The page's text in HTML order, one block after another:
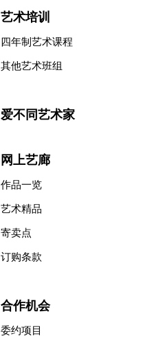
艺术培训
四年制艺术课程
其他艺术班组
爱不同艺术家
网上艺廊
作品一览
艺术精品
寄卖点
订购条款
合作机会
委约项目